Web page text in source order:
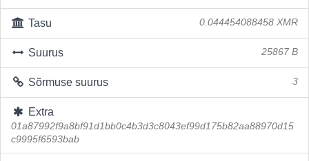
Tasu 0.044454088458 XMR
Suurus 25867 B
Sõrmuse suurus 3
Extra
01a87992f9a8bf91d1bb0c4b3d3c8043ef99d175b82aa88970d15
c9995f6593bab